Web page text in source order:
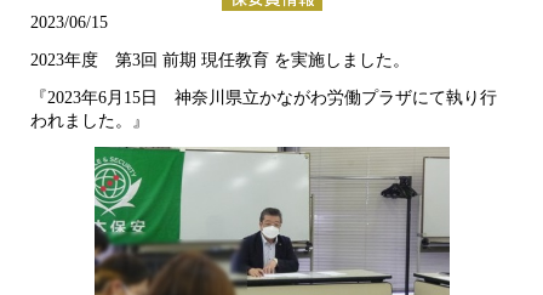
2023/06/15
2023年度 第3回 前期 現任教育 を実施しました。
『2023年6月15日 神奈川県立かながわ労働プラザにて執り行
われました。』